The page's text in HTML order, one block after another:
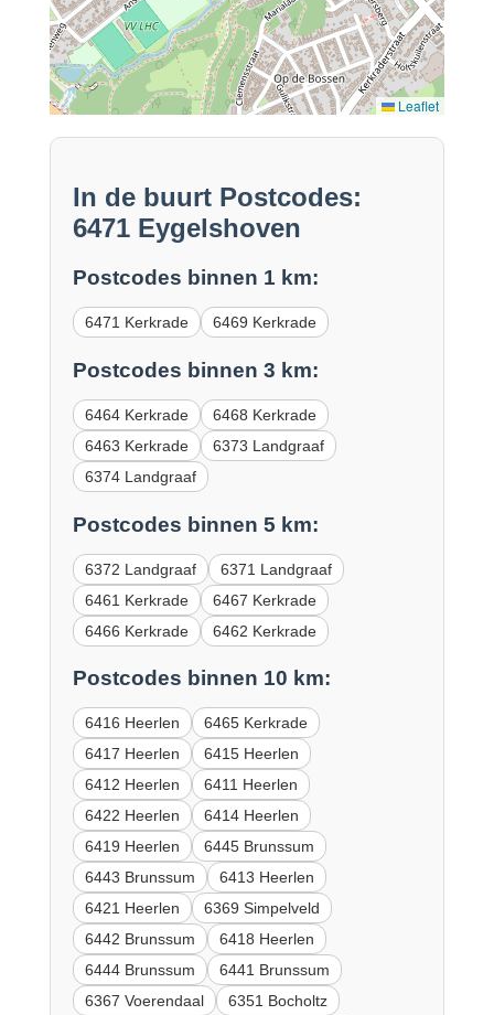
Leaflet
In de buurt Postcodes:
6471 Eygelshoven
Postcodes binnen 1 km:
6471 Kerkrade 6469 Kerkrade
Postcodes binnen 3 km:
6464 Kerkrade
6468 Kerkrade
6463 Kerkrade
6373 Landgraaf
6374 Landgraaf
Postcodes binnen 5 km:
6372 Landgraaf
6371 Landgraaf
6461 Kerkrade
6467 Kerkrade
6466 Kerkrade
6462 Kerkrade
Postcodes binnen 10 km:
6416 Heerlen
6465 Kerkrade
6417 Heerlen
6415 Heerlen
6412 Heerlen
6411 Heerlen
6422 Heerlen
6414 Heerlen
6419 Heerlen
6445 Brunssum
6443 Brunssum
6413 Heerlen
6421 Heerlen
6369 Simpelveld
6442 Brunssum
6418 Heerlen
6444 Brunssum
6441 Brunssum
6367 Voerendaal
6351 Bocholtz